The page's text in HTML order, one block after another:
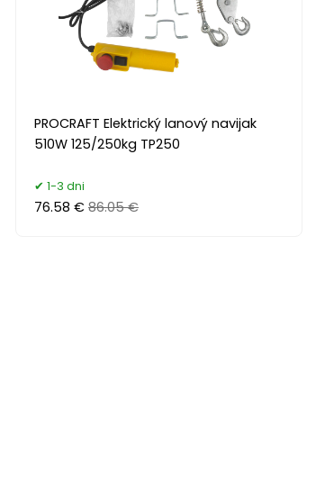
PROCRAFT Elektrický lanový navijak
510W 125/250kg TP250
1-3 dni
76.58 € 86.05 €